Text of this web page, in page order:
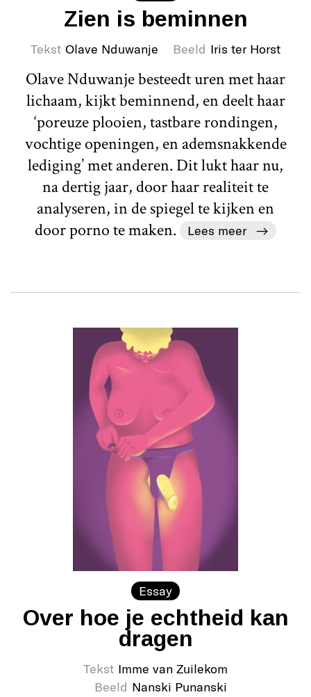
Zien is beminnen
Tekst Olave Nduwanje Beeld Iris ter Horst
Olave Nduwanje besteedt uren met haar
lichaam, kijkt beminnend, en deelt haar
‘poreuze plooien, tastbare rondingen,
vochtige openingen, en ademsnakkende
lediging’ met anderen. Dit lukt haar nu,
na dertig jaar, door haar realiteit te
analyseren, in de spiegel te kijken en
door porno te maken.
Lees meer
Essay
Over hoe je echtheid kan
dragen
Tekst Imme van Zuilekom
Beeld Nanski Punanski